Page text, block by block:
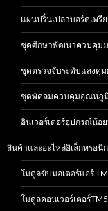
แผ่นปริ้นเปล่าบอร์ดเพรี
ชุดศึกษาพัฒนาควบคุมม
ชุดตรวจจับระดับแสงคุม
ชุดพัดลมควบคุมอุณหภูมิ
อินเวอร์เตอร์อุปกรณ์น้อ
สินค้าและอะไหล่อิเล็กทรอนิ
โมดูลขับมอเตอร์แอร์
โมดูลคอนเวอร์เตอร์